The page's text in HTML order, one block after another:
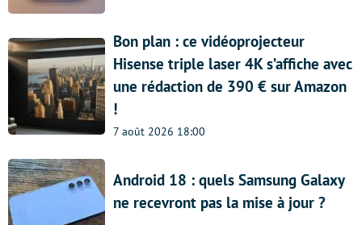
Bon plan : ce vidéoprojecteur
Hisense triple laser 4K s’affiche avec
une rédaction de 390 € sur Amazon
!
7 août 2026 18:00
Android 18 : quels Samsung Galaxy
ne recevront pas la mise à jour ?